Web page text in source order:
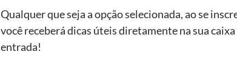
Qualquer que seja a opção selecionada, ao se
você receberá dicas úteis diretamente na sua caixa
entrada!